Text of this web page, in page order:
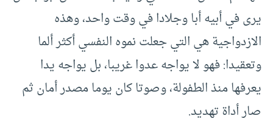
يرى في أبيه أبا وجلادا في وقت واحد، وهذه
الازدواجية هي التي جعلت نموه النفسي أكثر ألما
وتعقيدا: فهو لا يواجه عدوا غريبا، بل يواجه يدا
يعرفها منذ الطفولة، وصوتا كان يوما مصدر أمان ثم
صار أداة تهديد.